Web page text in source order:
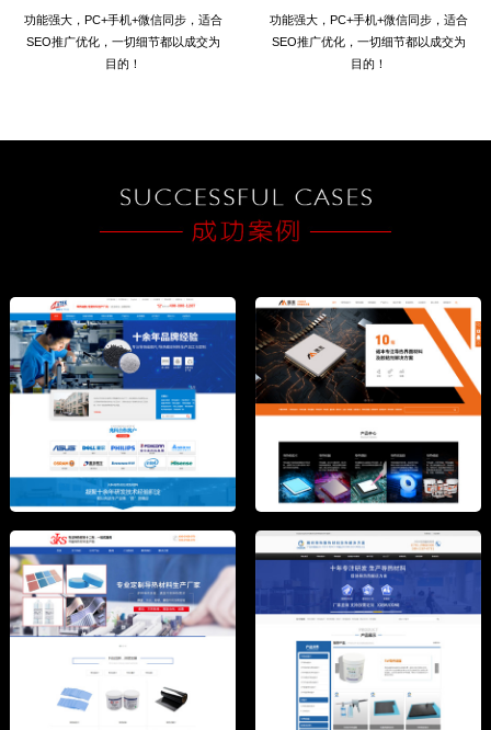
功能强大，PC+手机+微信同步，适合
SEO推广优化，一切细节都以成交为
目的！
功能强大，PC+手机+微信同步，适合
SEO推广优化，一切细节都以成交为
目的！